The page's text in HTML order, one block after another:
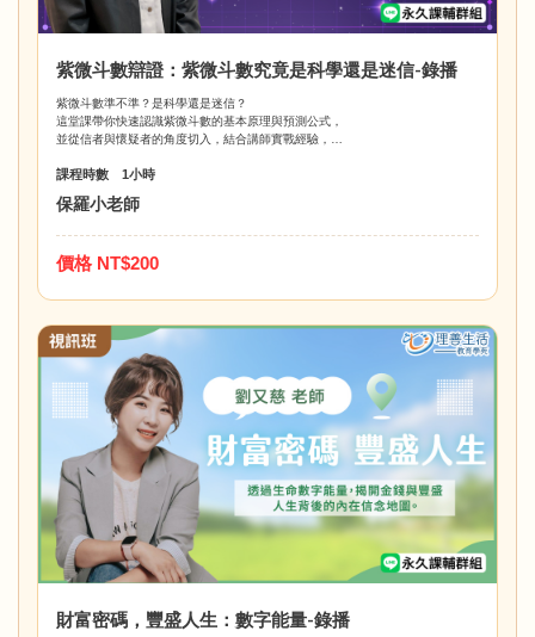
紫微斗數辯證：紫微斗數究竟是科學還是迷信-錄播
紫微斗數準不準？是科學還是迷信？
這堂課帶你快速認識紫微斗數的基本原理與預測公式，
並從信者與懷疑者的角度切入，結合講師實戰經驗，
不再被話術牽著走，用腦看命運，理性談玄學。🔮🧠
課程時數 1小時
保羅小老師
價格 NT$200
財富密碼，豐盛人生：數字能量-錄播